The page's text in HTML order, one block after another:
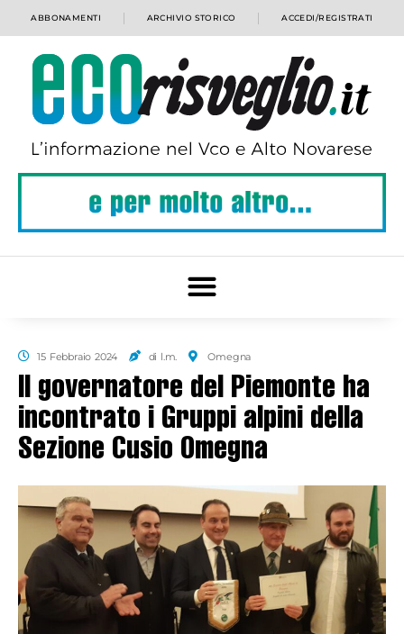
ABBONAMENTI ARCHIVIO STORICO ACCEDI/REGISTRATI
15 Febbraio 2024 di l.m. Omegna
Il governatore del Piemonte ha
incontrato i Gruppi alpini della
Sezione Cusio Omegna